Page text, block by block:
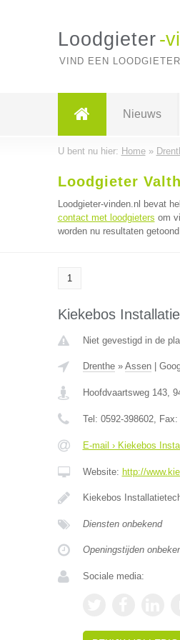
Loodgieter -
VIND EEN
Nieuws
U bent nu hier: Home»
Loodgieter
Loodgieter-vinden.nl bevat
contact met loodgieters om
worden nu resultaten
1
Kiekebos
Niet gevestigd in de
Drenthe» Assen|
Hoofdvaartsweg 143,
Tel: 0592-398602, Fax:
E-mail › Kiekebos
Website: http://
Kiekebos
Diensten onbekend
Openingstijden
Sociale media: